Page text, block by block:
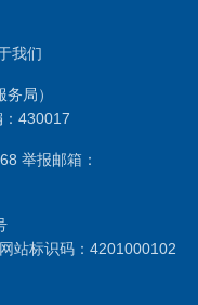
我们
局）
：430017
举报邮箱：
站标识码：4201000102